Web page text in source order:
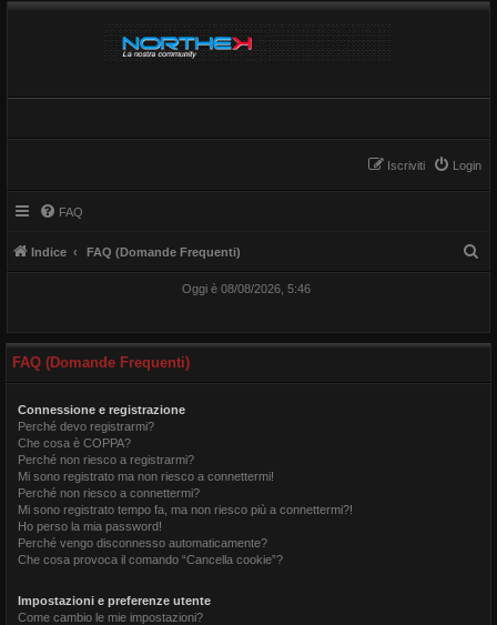
Login
Iscriviti
FAQ
Indice FAQ (Domande Frequenti)
Oggi è 08/08/2026, 5:46
FAQ (Domande Frequenti)
Connessione e registrazione
Perché devo registrarmi?
Che cosa è COPPA?
Perché non riesco a registrarmi?
Mi sono registrato ma non riesco a connettermi!
Perché non riesco a connettermi?
Mi sono registrato tempo fa, ma non riesco più a connettermi?!
Ho perso la mia password!
Perché vengo disconnesso automaticamente?
Che cosa provoca il comando “Cancella cookie”?
Impostazioni e preferenze utente
Come cambio le mie impostazioni?